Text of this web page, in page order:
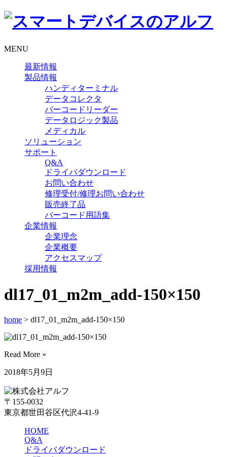
MENU
最新情報
製品情報
ハンディターミナル
データコレクタ
バーコードリーダー
データロジック製品
メディカル
ソリューション
サポート
Q&A
ドライバダウンロード
お問い合わせ
修理受付/修理お問い合わせ
販売終了品
バーコード用語集
企業情報
企業理念
企業概要
アクセスマップ
採用情報
dl17_01_m2m_add-150×150
home > dl17_01_m2m_add-150×150
Read More »
2018年5月9日
〒155-0032
東京都世田谷区代沢4-41-9
HOME
Q&A
ドライバダウンロード